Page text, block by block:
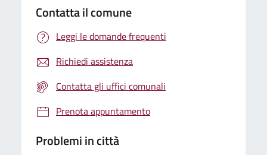
Contatta il comune
Leggi le domande frequenti
Richiedi assistenza
Contatta gli uffici comunali
Prenota appuntamento
Problemi in città